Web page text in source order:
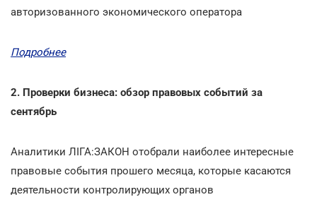
авторизованного экономического оператора
Подробнее
2. Проверки бизнеса: обзор правовых событий за
сентябрь
Аналитики ЛІГА:ЗАКОН отобрали наиболее интересные
правовые события прошего месяца, которые касаются
деятельности контролирующих органов